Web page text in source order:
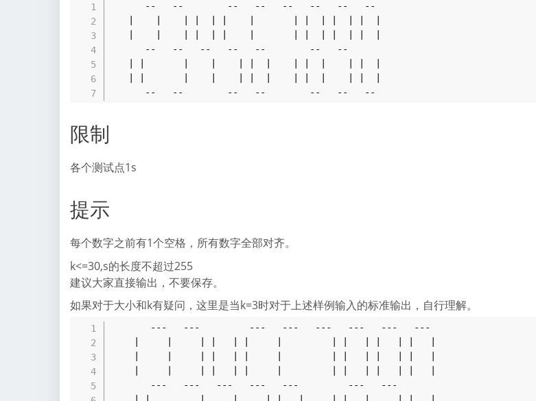
限制
各个测试点1s
提示
每个数字之前有1个空格，所有数字全部对齐。
k<=30,s的长度不超过255
建议大家直接输出，不要保存。
如果对于大小和k有疑问，这里是当k=3时对于上述样例输入的标准输出，自行理解。